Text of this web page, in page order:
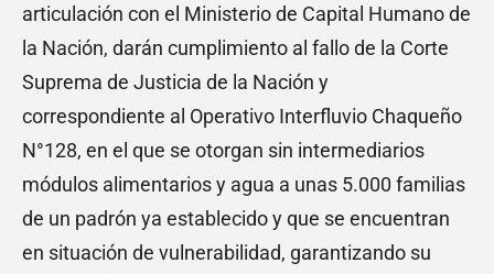
articulación con el Ministerio de Capital Humano de
la Nación, darán cumplimiento al fallo de la Corte
Suprema de Justicia de la Nación y
correspondiente al Operativo Interfluvio Chaqueño
N°128, en el que se otorgan sin intermediarios
módulos alimentarios y agua a unas 5.000 familias
de un padrón ya establecido y que se encuentran
en situación de vulnerabilidad, garantizando su